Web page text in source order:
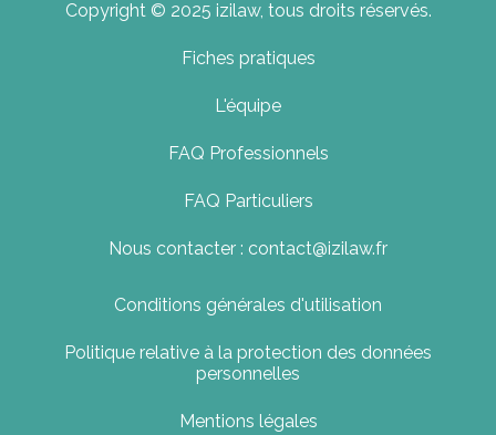
Copyright © 2025 izilaw, tous droits réservés.
Fiches pratiques
L'équipe
FAQ Professionnels
FAQ Particuliers
Nous contacter : contact@izilaw.fr
Conditions générales d'utilisation
Politique relative à la protection des données
personnelles
Mentions légales